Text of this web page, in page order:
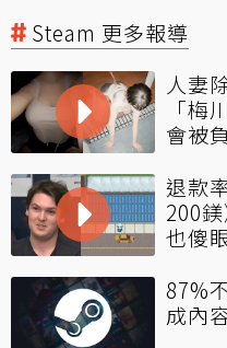
Steam 更多報導
人妻
「梅
會被
退款
200
也傻
87%
成內